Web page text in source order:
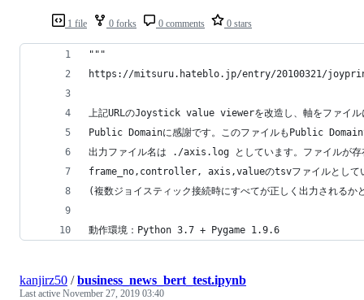
1 file 0 forks 0 comments 0 stars
"""
https://mitsuru.hateblo.jp/entry/20100321/
上記URLのJoystick value viewerを改造し、軸をファイル
Public Domainに感謝です。このファイルもPublic Domain
出力ファイル名は ./axis.log としています。ファイルが存
frame_no,controller, axis,valueのtsvファイルとして
(複数ジョイスティック接続時にすべてが正しく出力されるか
動作環境：Python 3.7 + Pygame 1.9.6
kanjirz50 /business_news_bert_test.ipynb
Last active November 27, 2019 03:40